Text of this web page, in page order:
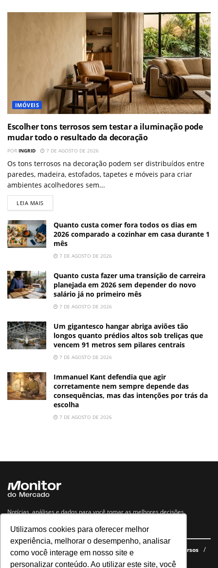
Utilizamos cookies para oferecer melhor
experiência, melhorar o desempenho, analisar
como você interage em nosso site e
personalizar conteúdo. Ao utilizar este site, você
IMÓVEIS
Escolher tons terrosos sem testar a iluminação pode
mudar todo o resultado da decoração
POR INGRID 7 DE AGOSTO DE 2026
Os tons terrosos na decoração podem ser distribuídos entre
paredes, madeira, estofados, tapetes e móveis para criar
ambientes acolhedores sem...
LEIA MAIS
Quanto custa comer fora todos os dias em
2026 comparado a cozinhar em casa durante 1
mês
7 DE AGOSTO DE 2026
Quanto custa fazer uma transição de carreira
planejada em 2026 sem depender do novo
salário já no primeiro mês
7 DE AGOSTO DE 2026
Um gigantesco hangar abriga aviões tão
longos quanto prédios altos sob treliças que
vencem 91 metros sem pilares centrais
7 DE AGOSTO DE 2026
Immanuel Kant defendia que agir
corretamente nem sempre depende das
consequências, mas das intenções por trás da
escolha
7 DE AGOSTO DE 2026
Notícias, análises e dados para você tomar as melhores decisões.
Navegue no site
Últimas notícias Quem somos E-books gratuitos
Cursos
Política de privacidade